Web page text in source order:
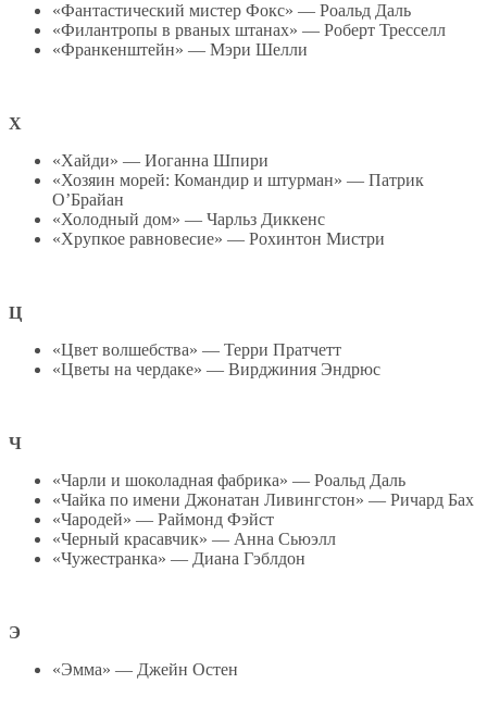
«Фантастический мистер Фокс» — Роальд Даль
«Филантропы в рваных штанах» — Роберт Тресселл
«Франкенштейн» — Мэри Шелли
Х
«Хайди» — Иоганна Шпири
«Хозяин морей: Командир и штурман» — Патрик
О’Брайан
«Холодный дом» — Чарльз Диккенс
«Хрупкое равновесие» — Рохинтон Мистри
Ц
«Цвет волшебства» — Терри Пратчетт
«Цветы на чердаке» — Вирджиния Эндрюс
Ч
«Чарли и шоколадная фабрика» — Роальд Даль
«Чайка по имени Джонатан Ливингстон» — Ричард Бах
«Чародей» — Раймонд Фэйст
«Черный красавчик» — Анна Сьюэлл
«Чужестранка» — Диана Гэблдон
Э
«Эмма» — Джейн Остен